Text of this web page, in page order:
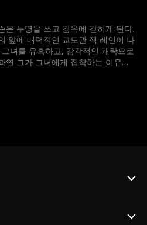
은 누명을 쓰고 감옥에 갇히게 된다.
앞에 매력적인 교도관 잭 레인이 나
녀를 유혹하고, 감각적인 쾌락으로
연 그가 그녀에게 집착하는 이유는